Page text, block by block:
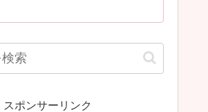
スポンサーリンク